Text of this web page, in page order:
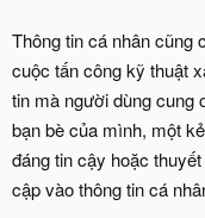
Thông tin cá nhân cũng
cuộc tấn công kỹ thuật
tin mà người dùng cung
bạn bè của mình, một
đáng tin cậy hoặc
cập vào thông tin cá